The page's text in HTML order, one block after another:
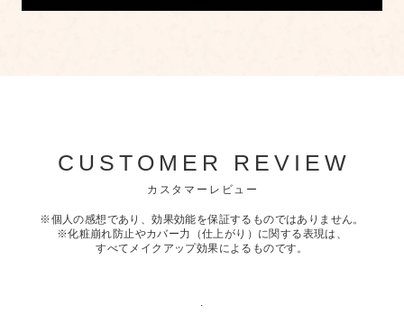
CUSTOMER REVIEW
カスタマーレビュー
※個人の感想であり、効果効能を保証するものではありません。
※化粧崩れ防止やカバー力（仕上がり）に関する表現は、
すべてメイクアップ効果によるものです。